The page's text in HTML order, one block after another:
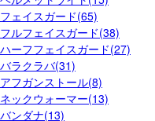
フェイスガード(65)
フルフェイスガード(38)
ハーフフェイスガード(27)
バラクラバ(31)
アフガンストール(8)
ネックウォーマー(13)
バンダナ(13)